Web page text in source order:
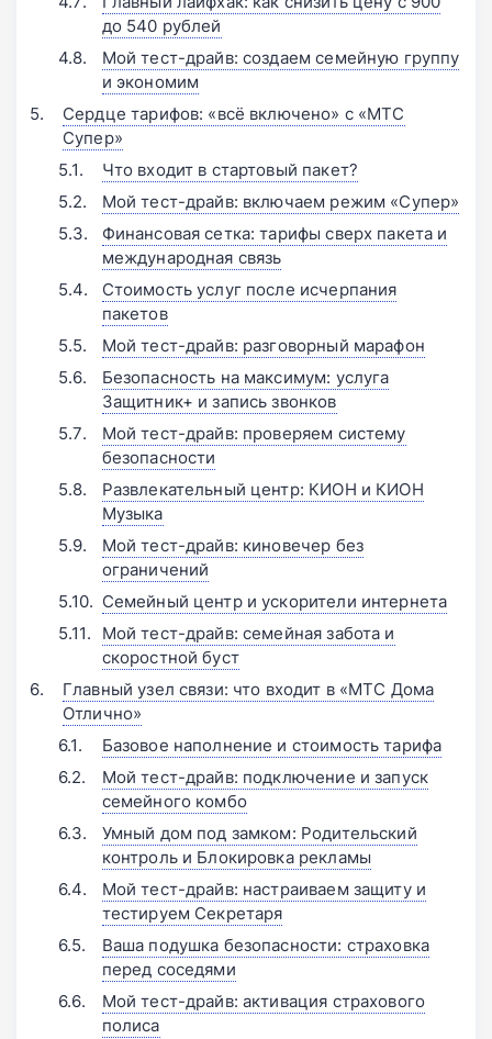
до 540 рублей
Мой тест-драйв: создаем семейную группу
и экономим
Сердце тарифов: «всё включено» с «МТС
Супер»
Что входит в стартовый пакет?
Мой тест-драйв: включаем режим «Супер»
Финансовая сетка: тарифы сверх пакета и
международная связь
Стоимость услуг после исчерпания
пакетов
Мой тест-драйв: разговорный марафон
Безопасность на максимум: услуга
Защитник+ и запись звонков
Мой тест-драйв: проверяем систему
безопасности
Развлекательный центр: КИОН и КИОН
Музыка
Мой тест-драйв: киновечер без
ограничений
Семейный центр и ускорители интернета
Мой тест-драйв: семейная забота и
скоростной буст
Главный узел связи: что входит в «МТС Дома
Отлично»
Базовое наполнение и стоимость тарифа
Мой тест-драйв: подключение и запуск
семейного комбо
Умный дом под замком: Родительский
контроль и Блокировка рекламы
Мой тест-драйв: настраиваем защиту и
тестируем Секретаря
Ваша подушка безопасности: страховка
перед соседями
Мой тест-драйв: активация страхового
полиса